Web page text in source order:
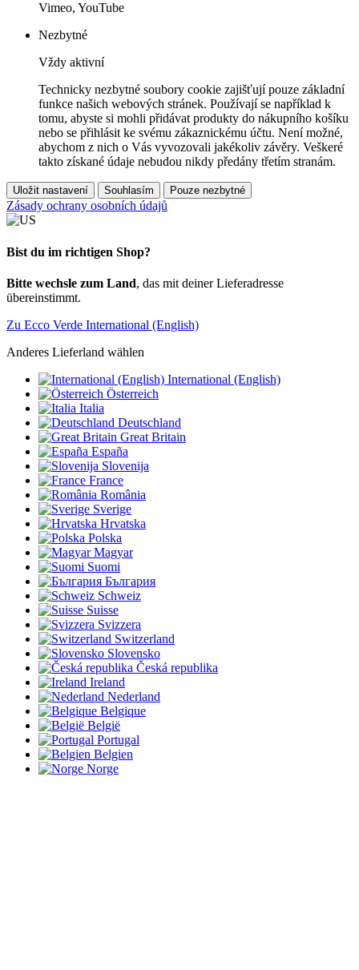
Vimeo, YouTube
Nezbytné
Vždy aktivní
Technicky nezbytné soubory cookie zajišťují pouze základní
funkce našich webových stránek. Používají se například k
tomu, abyste si mohli přidávat produkty do nákupního košíku
nebo se přihlásit ke svému zákaznickému účtu. Není možné,
abychom z nich o Vás vyvozovali jakékoliv závěry. Veškeré
takto získané údaje nebudou nikdy předány třetím stranám.
Uložit nastavení Souhlasím Pouze nezbytné
Zásady ochrany osobních údajů
Bist du im richtigen Shop?
Bitte wechsle zum Land, das mit deiner Lieferadresse
übereinstimmt.
Zu Ecco Verde International (English)
Anderes Lieferland wählen
International (English)
Österreich
Italia
Deutschland
Great Britain
España
Slovenija
France
România
Sverige
Hrvatska
Polska
Magyar
Suomi
България
Schweiz
Suisse
Svizzera
Switzerland
Slovensko
Česká republika
Ireland
Nederland
Belgique
België
Portugal
Belgien
Norge